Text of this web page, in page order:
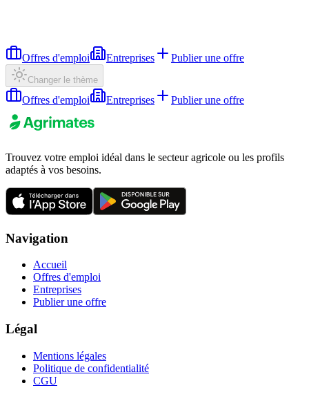
Offres d'emploi Entreprises Publier une offre
Changer le thème
Offres d'emploi Entreprises Publier une offre
Trouvez votre emploi idéal dans le secteur agricole ou les profils
adaptés à vos besoins.
Navigation
Accueil
Offres d'emploi
Entreprises
Publier une offre
Légal
Mentions légales
Politique de confidentialité
CGU